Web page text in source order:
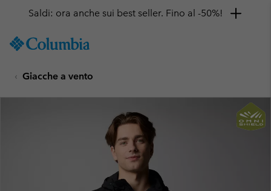
TO
SKIP
MAIN
Saldi: ora anche sui best seller. Fino al -50%!
Giacche a vento